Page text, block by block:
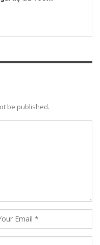
be published.